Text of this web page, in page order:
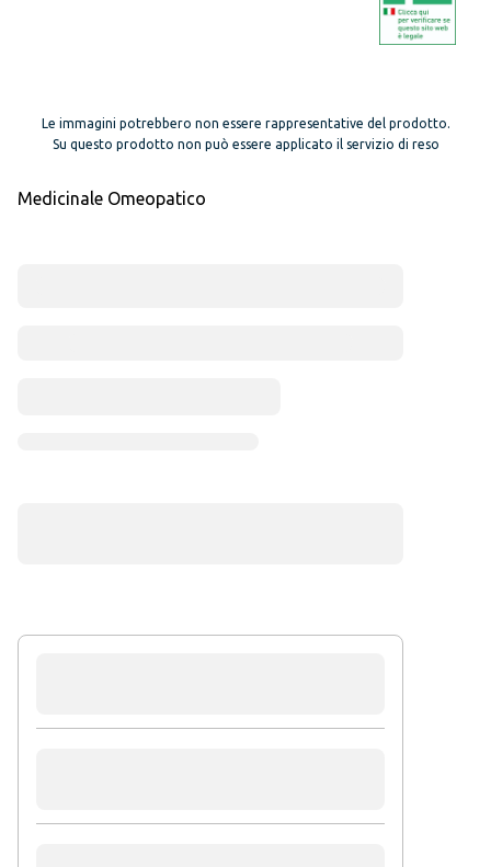
Le immagini potrebbero non essere rappresentative del prodotto.
Su questo prodotto non può essere applicato il servizio di reso
Medicinale Omeopatico